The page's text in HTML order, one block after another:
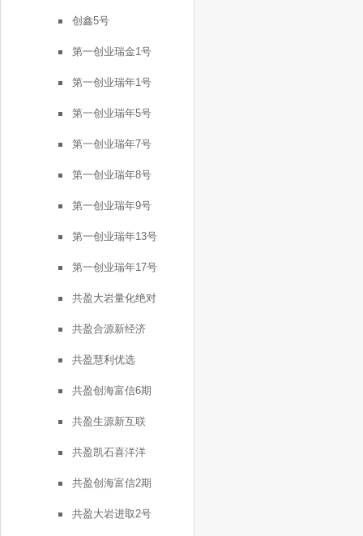
创鑫5号
第一创业瑞金1号
第一创业瑞年1号
第一创业瑞年5号
第一创业瑞年7号
第一创业瑞年8号
第一创业瑞年9号
第一创业瑞年13号
第一创业瑞年17号
共盈大岩量化绝对
共盈合源新经济
共盈慧利优选
共盈创海富信6期
共盈生源新互联
共盈凯石喜洋洋
共盈创海富信2期
共盈大岩进取2号